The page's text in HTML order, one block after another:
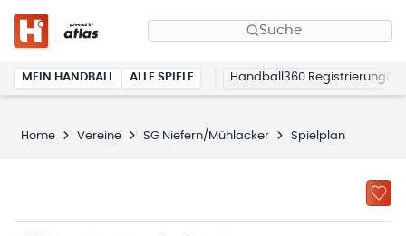
Suche
MEIN HANDBALL ALLE SPIELE Handball360 Registrierung
Home Vereine SG Niefern/Mühlacker Spielplan